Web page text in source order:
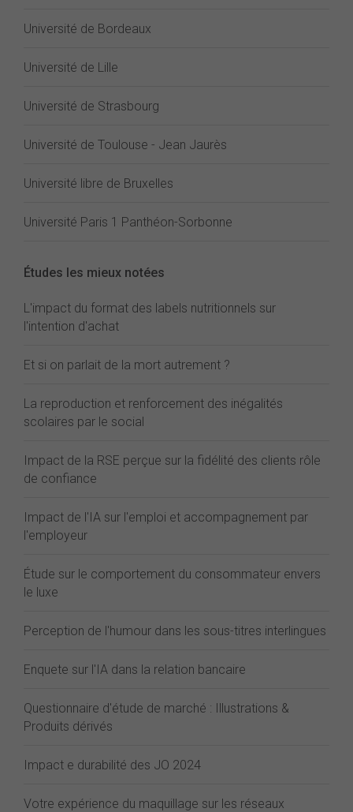
Université de Bordeaux
Université de Lille
Université de Strasbourg
Université de Toulouse - Jean Jaurès
Université libre de Bruxelles
Université Paris 1 Panthéon-Sorbonne
Études les mieux notées
L'impact du format des labels nutritionnels sur
l'intention d'achat
Et si on parlait de la mort autrement ?
La reproduction et renforcement des inégalités
scolaires par le social
Impact de la RSE perçue sur la fidélité des clients rôle
de confiance
Impact de l'IA sur l'emploi et accompagnement par
l'employeur
Étude sur le comportement du consommateur envers
le luxe
Perception de l'humour dans les sous-titres interlingues
Enquete sur l'IA dans la relation bancaire
Questionnaire d'étude de marché : Illustrations &
Produits dérivés
Impact e durabilité des JO 2024
Votre expérience du maquillage sur les réseaux